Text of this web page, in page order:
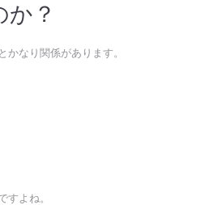
か？
かなり関係があります。
すよね。